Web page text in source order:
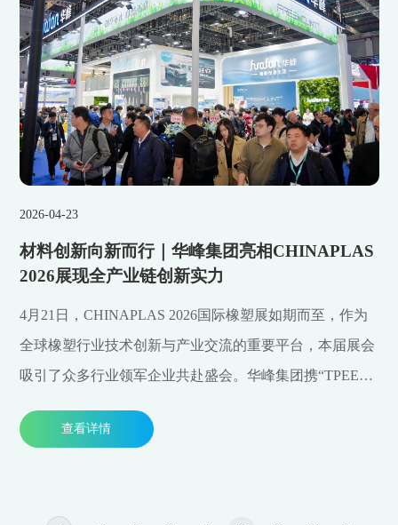
2026-04-23
材料创新向新而行｜华峰集团亮相CHINAPLAS
2026展现全产业链创新实力
4月21日，CHINAPLAS 2026国际橡塑展如期而至，作为
全球橡塑行业技术创新与产业交流的重要平台，本届展会
吸引了众多行业领军企业共赴盛会。华峰集团携“TPEE、
心材料矩阵集中亮相，并举办两场主题分享论坛，全面展
查看详情